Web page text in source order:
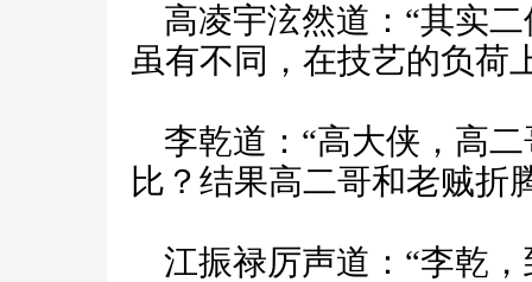
高凌宇泫然道：“其实
虽有不同，在技艺的负荷
李乾道：“高大侠，高
比？结果高二哥和老贼折
江振禄厉声道：“李乾